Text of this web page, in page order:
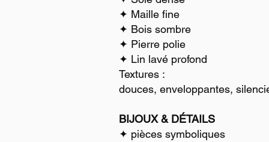
✦ Maille fine
✦ Bois sombre
✦ Pierre polie
✦ Lin lavé profond
Textures :
douces, enveloppantes,
BIJOUX & DÉTAILS
✦ pièces symboliques